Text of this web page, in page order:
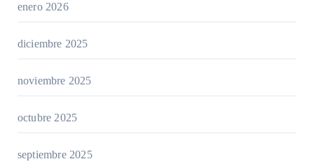
enero 2026
diciembre 2025
noviembre 2025
octubre 2025
septiembre 2025